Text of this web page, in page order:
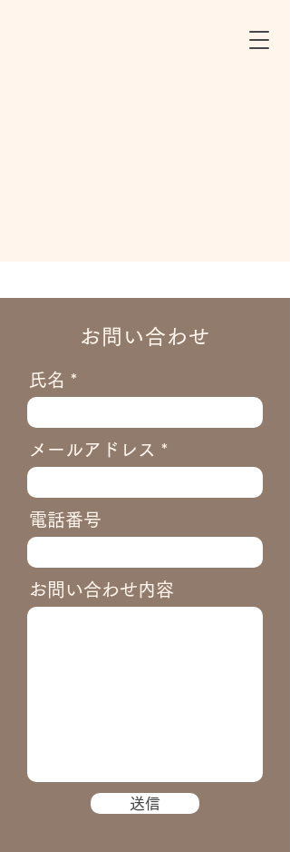
お問い合わせ
氏名
メールアドレス
電話番号
お問い合わせ内容
送信